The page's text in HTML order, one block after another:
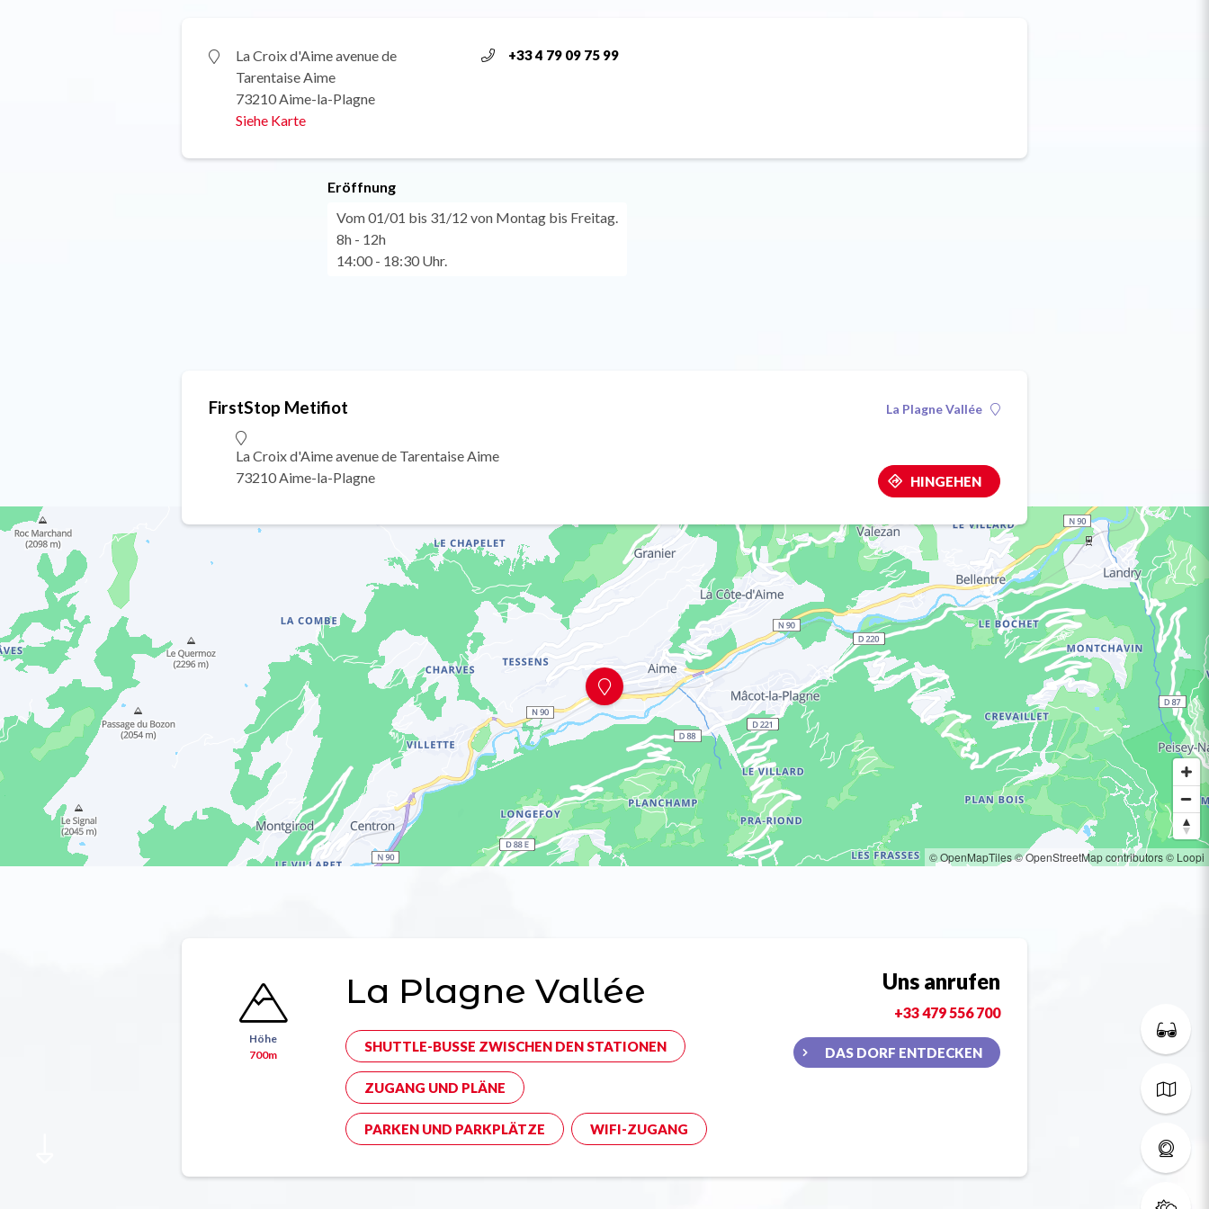
La Croix d'Aime avenue de
Tarentaise Aime
73210 Aime-la-Plagne
Siehe Karte
+33 4 79 09 75 99
Eröffnung
Vom 01/01 bis 31/12 von Montag bis Freitag.
8h - 12h
14:00 - 18:30 Uhr.
FirstStop Metifiot
La Croix d'Aime avenue de Tarentaise Aime
73210 Aime-la-Plagne
La Plagne Vallée
HINGEHEN
© OpenMapTiles© OpenStreetMap contributors© Loopi
Höhe
700m
La Plagne Vallée
SHUTTLE-BUSSE ZWISCHEN DEN STATIONEN
ZUGANG UND PLÄNE
PARKEN UND PARKPLÄTZE WIFI-ZUGANG
Uns anrufen
+33 479 556 700
DAS DORF ENTDECKEN